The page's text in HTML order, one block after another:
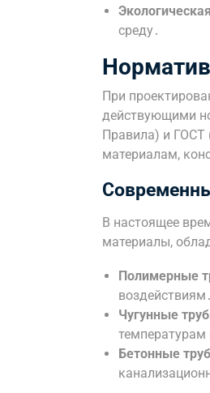
среду․
При
действующими
Правила) и ГОСТ
материалам,
В настоящее
материалы,
Полимерные
воздействиям․
Чугунные
температурам
Бетонные